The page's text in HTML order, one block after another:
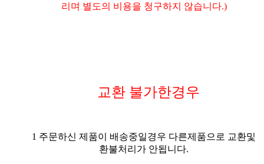
리며 별도의 비용을 청구하지 않습니다.)
교환 불가한경우
1 주문하신 제품이 배송중일경우 다른제품으로 교환및
환불처리가 안됩니다.